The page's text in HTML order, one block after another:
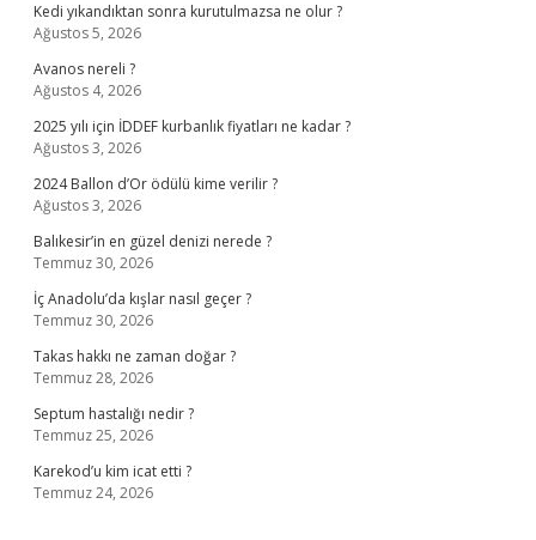
Kedi yıkandıktan sonra kurutulmazsa ne olur ?
Ağustos 5, 2026
Avanos nereli ?
Ağustos 4, 2026
2025 yılı için İDDEF kurbanlık fiyatları ne kadar ?
Ağustos 3, 2026
2024 Ballon d’Or ödülü kime verilir ?
Ağustos 3, 2026
Balıkesir’in en güzel denizi nerede ?
Temmuz 30, 2026
İç Anadolu’da kışlar nasıl geçer ?
Temmuz 30, 2026
Takas hakkı ne zaman doğar ?
Temmuz 28, 2026
Septum hastalığı nedir ?
Temmuz 25, 2026
Karekod’u kim icat etti ?
Temmuz 24, 2026